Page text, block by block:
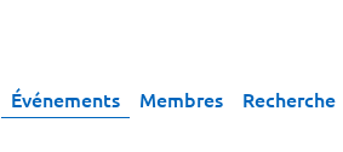
Événements Membres Recherche